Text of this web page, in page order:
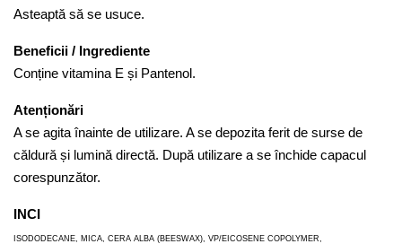
Asteaptă să se usuce.
Beneficii / Ingrediente
Conține vitamina E și Pantenol.
Atenționări
A se agita înainte de utilizare. A se depozita ferit de surse de
căldură și lumină directă. După utilizare a se închide capacul
corespunzător.
INCI
ISODODECANE, MICA, CERA ALBA (BEESWAX), VP/EICOSENE COPOLYMER,